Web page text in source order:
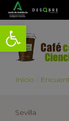
Abrir barra de
Inicio
Sevilla